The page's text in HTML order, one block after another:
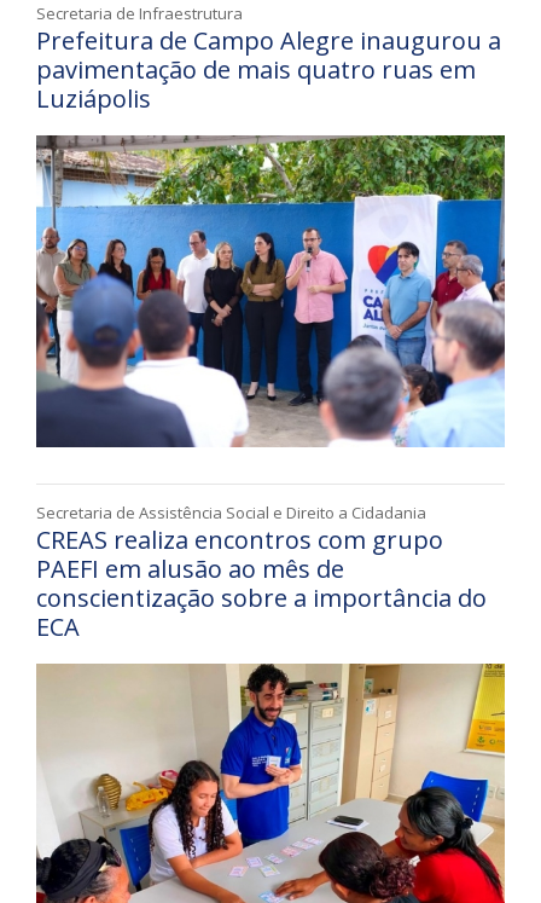
Secretaria de Infraestrutura
Prefeitura de Campo Alegre inaugurou a
pavimentação de mais quatro ruas em
Luziápolis
Secretaria de Assistência Social e Direito a Cidadania
CREAS realiza encontros com grupo
PAEFI em alusão ao mês de
conscientização sobre a importância do
ECA